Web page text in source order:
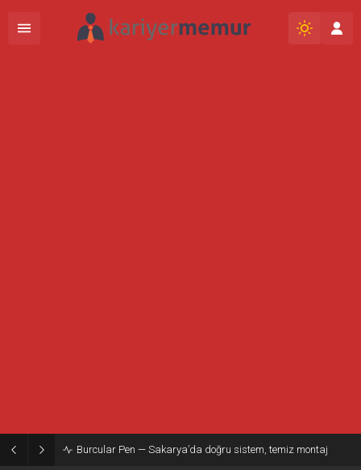
Burcular Pen — Sakarya’da doğru sistem, temiz montaj